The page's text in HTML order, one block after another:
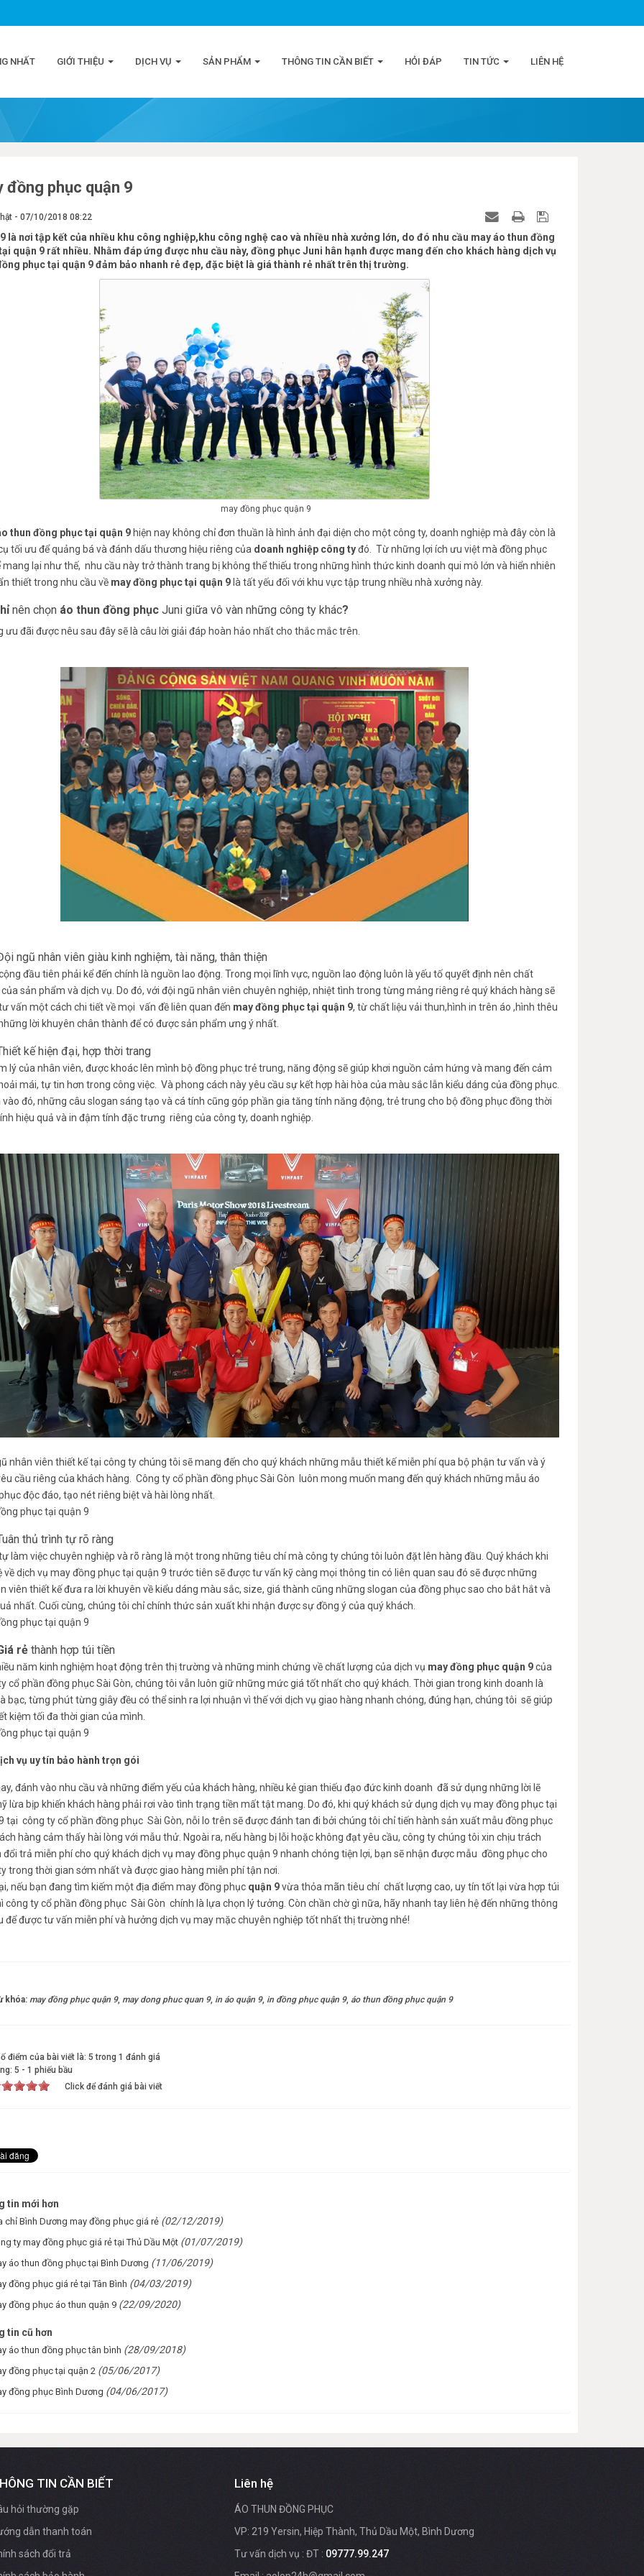
NHẤT GIỚI THIỆU DỊCH VỤ SẢN PHẨM THÔNG TIN CẦN BIẾT HỎI ĐÁP TIN TỨC LIÊN HỆ
đồng phục quận 9
- 07/10/2018 08:22
9 là nơi tập kết của nhiều khu công nghiệp,khu công nghệ cao và nhiều nhà xưởng lớn, do đó nhu cầu may áo thun đồng
quận 9 rất nhiều. Nhằm đáp ứng được nhu cầu này, đồng phục Juni hân hạnh được mang đến cho khách hàng dịch vụ
phục tại quận 9 đảm bảo nhanh rẻ đẹp, đặc biệt là giá thành rẻ nhất trên thị trường.
may đồng phục quận 9
thun đồng phục tại quận 9hiện nay không chỉ đơn thuần là hình ảnh đại diện cho một công ty, doanh nghiệp mà đây còn là
tối ưu để quảng bá và đánh dấu thương hiệu riêng của doanh nghiệp công tyđó. Từ những lợi ích ưu việt mà đồng phục
mang lại như thế, nhu cầu này trở thành trang bị không thể thiếu trong những hình thức kinh doanh qui mô lớn và hiển nhiên
thiết trong nhu cầu về may đồng phục tại quận 9 là tất yếu đối với khu vực tập trung nhiều nhà xưởng này.
nên chọn áo thun đồng phục Juni giữa vô vàn những công ty khác?
ưu đãi được nêu sau đây sẽ là câu lời giải đáp hoàn hảo nhất cho thắc mắc trên.
ngũ nhân viên giàu kinh nghiệm, tài năng, thân thiện
đầu tiên phải kể đến chính là nguồn lao động. Trong mọi lĩnh vực, nguồn lao động luôn là yếu tố quyết định nên chất
của sản phẩm và dịch vụ. Do đó, với đội ngũ nhân viên chuyên nghiệp, nhiệt tình trong từng mảng riêng rẻ quý khách hàng sẽ
vấn một cách chi tiết về mọi vấn đề liên quan đến may đồng phục tại quận 9, từ chất liệu vải thun,hình in trên áo ,hình thêu
lời khuyên chân thành để có được sản phẩm ưng ý nhất.
kế hiện đại, hợp thời trang
lý của nhân viên, được khoác lên mình bộ đồng phục trẻ trung, năng động sẽ giúp khơi nguồn cảm hứng và mang đến cảm
mái, tự tin hơn trong công việc. Và phong cách này yêu cầu sự kết hợp hài hòa của màu sắc lẫn kiểu dáng của đồng phục.
đó, những câu slogan sáng tạo và cá tính cũng góp phần gia tăng tính năng động, trẻ trung cho bộ đồng phục đồng thời
hiệu quả và in đậm tính đặc trưng riêng của công ty, doanh nghiệp.
nhân viên thiết kế tại công ty chúng tôi sẽ mang đến cho quý khách những mẫu thiết kế miễn phí qua bộ phận tư vấn và ý
cầu riêng của khách hàng. Công ty cổ phần đồng phục Sài Gòn luôn mong muốn mang đến quý khách những mẫu áo
độc đáo, tạo nét riêng biệt và hài lòng nhất.
phục tại quận 9
thủ trình tự rõ ràng
làm việc chuyên nghiệp và rõ ràng là một trong những tiêu chí mà công ty chúng tôi luôn đặt lên hàng đầu. Quý khách khi
về dịch vụ may đồng phục tại quận 9 trước tiên sẽ được tư vấn kỹ càng mọi thông tin có liên quan sau đó sẽ được những
viên thiết kế đưa ra lời khuyên về kiểu dáng màu sắc, size, giá thành cũng những slogan của đồng phục sao cho bắt hắt và
nhất. Cuối cùng, chúng tôi chỉ chính thức sản xuất khi nhận được sự đồng ý của quý khách.
phục tại quận 9
rẻthành hợp túi tiền
năm kinh nghiệm hoạt động trên thị trường và những minh chứng về chất lượng của dịch vụ may đồng phục quận 9của
cổ phần đồng phục Sài Gòn, chúng tôi vẫn luôn giữ những mức giá tốt nhất cho quý khách. Thời gian trong kinh doanh là
bạc, từng phút từng giây đều có thể sinh ra lợi nhuận vì thế với dịch vụ giao hàng nhanh chóng, đúng hạn, chúng tôi sẽ giúp
kiệm tối đa thời gian của mình.
phục tại quận 9
vụ uy tín bảo hành trọn gói
đánh vào nhu cầu và những điểm yếu của khách hàng, nhiều kẻ gian thiếu đạo đức kinh doanh đã sử dụng những lời lẽ
lừa bịp khiến khách hàng phải rơi vào tình trạng tiền mất tật mang. Do đó, khi quý khách sử dụng dịch vụ may đồng phục tại
tại công ty cổ phần đồng phục Sài Gòn, nỗi lo trên sẽ được đánh tan đi bởi chúng tôi chỉ tiến hành sản xuất mẫu đồng phục
hàng cảm thấy hài lòng với mẫu thử. Ngoài ra, nếu hàng bị lỗi hoặc không đạt yêu cầu, công ty chúng tôi xin chịu trách
đổi trả miễn phí cho quý khách dịch vụ may đồng phục quận 9 nhanh chóng tiện lợi, bạn sẽ nhận được mẫu đồng phục cho
trong thời gian sớm nhất và được giao hàng miễn phí tận nơi.
nếu bạn đang tìm kiếm một địa điểm may đồng phục quận 9vừa thỏa mãn tiêu chí chất lượng cao, uy tín tốt lại vừa hợp túi
công ty cổ phần đồng phục Sài Gòn chính là lựa chọn lý tưởng. Còn chần chờ gì nữa, hãy nhanh tay liên hệ đến những thông
để được tư vấn miễn phí và hưởng dịch vụ may mặc chuyên nghiệp tốt nhất thị trường nhé!
khóa: may đồng phục quận 9, may dong phuc quan 9, in áo quận 9, in đồng phục quận 9, áo thun đồng phục quận 9
điểm của bài viết là: 5 trong 1 đánh giá
5 - 1 phiếu bầu
Click để đánh giá bài viết
tin mới hơn
chỉ Bình Dương may đồng phục giá rẻ (02/12/2019)
ty may đồng phục giá rẻ tại Thủ Dầu Một (01/07/2019)
áo thun đồng phục tại Bình Dương (11/06/2019)
đồng phục giá rẻ tại Tân Bình (04/03/2019)
đồng phục áo thun quận 9 (22/09/2020)
tin cũ hơn
áo thun đồng phục tân bình (28/09/2018)
đồng phục tại quận 2 (05/06/2017)
đồng phục Bình Dương (04/06/2017)
TIN CẦN BIẾT
hỏi thường gặp
dẫn thanh toán
sách đổi trả
Liên hệ
ÁO THUN ĐỒNG PHỤC
VP: 219 Yersin, Hiệp Thành, Thủ Dầu Một, Bình Dương
Tư vấn dịch vụ : ĐT : 09777.99.247